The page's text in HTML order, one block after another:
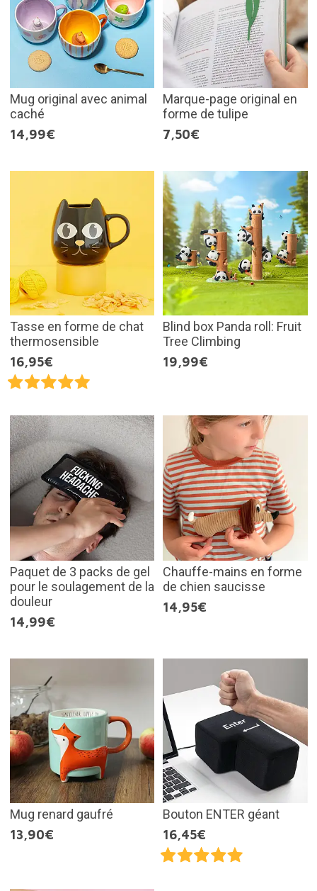
Mug original avec animal
caché
14,99€
Marque-page original en
forme de tulipe
7,50€
Tasse en forme de chat
thermosensible
16,95€
Blind box Panda roll: Fruit
Tree Climbing
19,99€
Paquet de 3 packs de gel
pour le soulagement de la
douleur
14,99€
Chauffe-mains en forme
de chien saucisse
14,95€
Mug renard gaufré
13,90€
Bouton ENTER géant
16,45€